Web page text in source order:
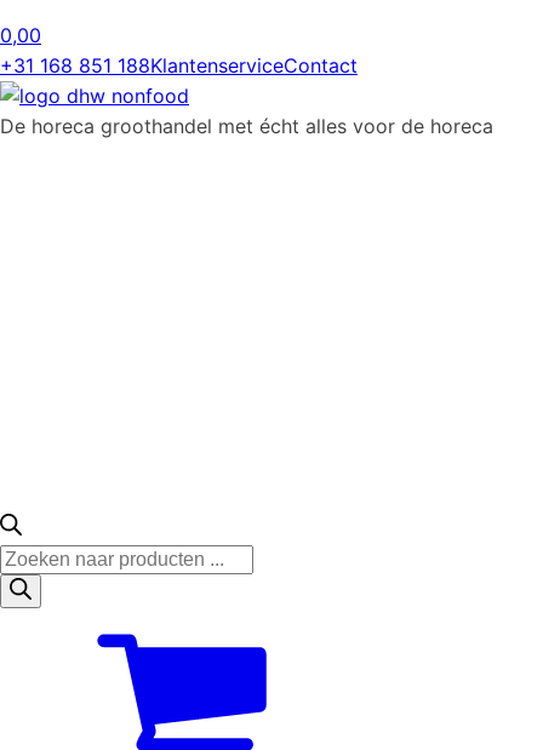
0,00
+31 168 851 188KlantenserviceContact
De horeca groothandel met écht alles voor de horeca
Producten
zoeken